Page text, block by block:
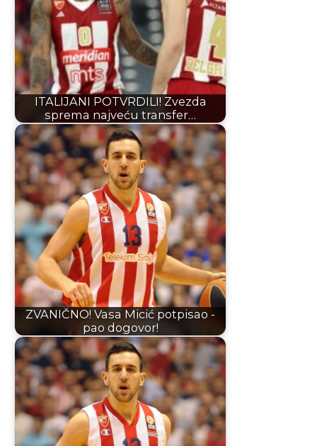
ITALIJANI POTVRDILI! Zvezda
sprema najveću transfer…
ZVANIČNO! Vasa Micić potpisao -
pao dogovor!